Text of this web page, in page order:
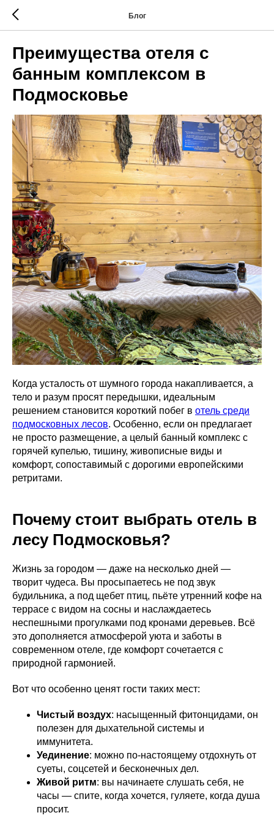
Блог
Преимущества отеля с
банным комплексом в
Подмосковье
Когда усталость от шумного города накапливается, а
тело и разум просят передышки, идеальным
решением становится короткий побег в отель среди
подмосковных лесов. Особенно, если он предлагает
не просто размещение, а целый банный комплекс с
горячей купелью, тишину, живописные виды и
комфорт, сопоставимый с дорогими европейскими
ретритами.
Почему стоит выбрать отель в
лесу Подмосковья?
Жизнь за городом — даже на несколько дней —
творит чудеса. Вы просыпаетесь не под звук
будильника, а под щебет птиц, пьёте утренний кофе на
террасе с видом на сосны и наслаждаетесь
неспешными прогулками под кронами деревьев. Всё
это дополняется атмосферой уюта и заботы в
современном отеле, где комфорт сочетается с
природной гармонией.
Вот что особенно ценят гости таких мест:
Чистый воздух: насыщенный фитонцидами, он
полезен для дыхательной системы и
иммунитета.
Уединение: можно по-настоящему отдохнуть от
суеты, соцсетей и бесконечных дел.
Живой ритм: вы начинаете слушать себя, не
часы — спите, когда хочется, гуляете, когда душа
просит.